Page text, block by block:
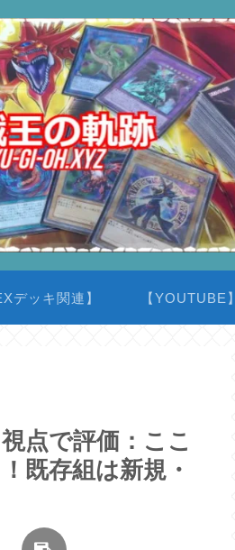
デッキ関連】 【YOUTUBE】
点で評価：ここ
既存組は新規・